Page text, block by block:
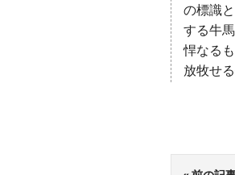
の標識
する牛
悍なる
放牧せ